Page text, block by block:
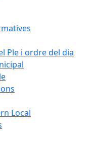
Ple i ordre del dia
Local